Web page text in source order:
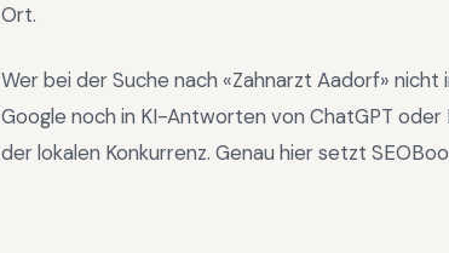
Ort.
Wer bei der Suche nach «Zahnarzt Aadorf» nicht
Google noch in KI-Antworten von ChatGPT
der lokalen Konkurrenz. Genau hier setzt